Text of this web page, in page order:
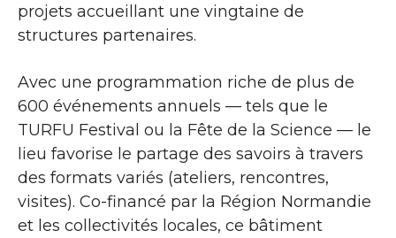
projets accueillant une vingtaine de
structures partenaires.
Avec une programmation riche de plus de
600 événements annuels — tels que le
TURFU Festival ou la Fête de la Science — le
lieu favorise le partage des savoirs à travers
des formats variés (ateliers, rencontres,
visites). Co-financé par la Région Normandie
et les collectivités locales, ce bâtiment